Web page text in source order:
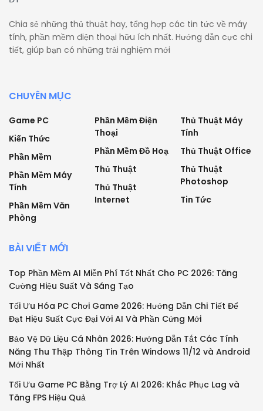
Chia sẻ những thủ thuật hay, tổng hợp các tin tức về máy
tính, phần mềm điện thoại hữu ích nhất. Hướng dẫn cực chi
tiết, giúp bạn có những trải nghiệm mới
CHUYÊN MỤC
Game PC
Kiến Thức
Phần Mềm
Phần Mềm Máy
Tính
Phần Mềm Văn
Phòng
Phần Mềm Điện
Thoại
Phần Mềm Đồ Hoạ
Thủ Thuật
Thủ Thuật
Internet
Thủ Thuật Máy
Tính
Thủ Thuật Office
Thủ Thuật
Photoshop
Tin Tức
BÀI VIẾT MỚI
Top Phần Mềm AI Miễn Phí Tốt Nhất Cho PC 2026: Tăng
Cường Hiệu Suất Và Sáng Tạo
Tối Ưu Hóa PC Chơi Game 2026: Hướng Dẫn Chi Tiết Để
Đạt Hiệu Suất Cực Đại Với AI Và Phần Cứng Mới
Bảo Vệ Dữ Liệu Cá Nhân 2026: Hướng Dẫn Tắt Các Tính
Năng Thu Thập Thông Tin Trên Windows 11/12 và Android
Mới Nhất
Tối Ưu Game PC Bằng Trợ Lý AI 2026: Khắc Phục Lag và
Tăng FPS Hiệu Quả